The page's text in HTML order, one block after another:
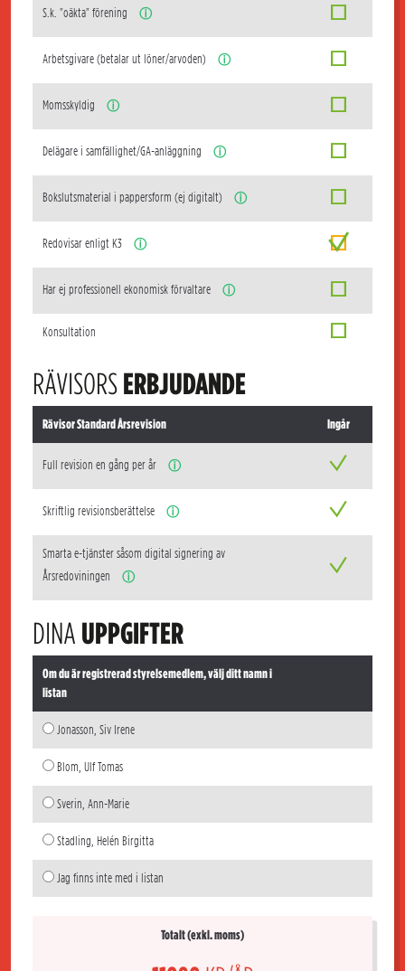
S.k. "oäkta" förening ⓘ
Arbetsgivare (betalar ut löner/arvoden) ⓘ
Momsskyldig ⓘ
Delägare i samfällighet/GA-anläggning ⓘ
Bokslutsmaterial i pappersform (ej digitalt) ⓘ
Redovisar enligt K3 ⓘ
Har ej professionell ekonomisk förvaltare ⓘ
Konsultation
RÄVISORSERBJUDANDE
Rävisor Standard Årsrevision Ingår
Full revision en gång per år ⓘ
Skriftlig revisionsberättelse ⓘ
Smarta e-tjänster såsom digital signering av
Årsredoviningen
ⓘ
DINA UPPGIFTER
Om du är registrerad styrelsemedlem, välj ditt namn i
listan
Jonasson, Siv Irene
Blom, Ulf Tomas
Sverin, Ann-Marie
Stadling, Helén Birgitta
Jag finns inte med i listan
Totalt (exkl. moms)